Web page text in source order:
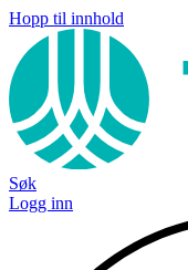
Hopp til innhold
Søk
Logg inn